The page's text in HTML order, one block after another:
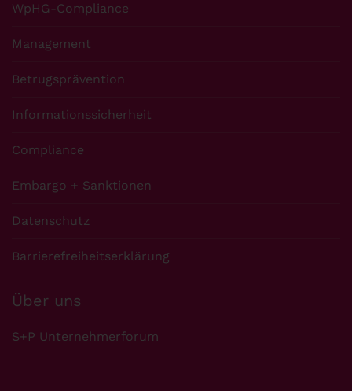
WpHG-Compliance
Management
Betrugsprävention
Informationssicherheit
Compliance
Embargo + Sanktionen
Datenschutz
Barrierefreiheitserklärung
Über uns
S+P Unternehmerforum